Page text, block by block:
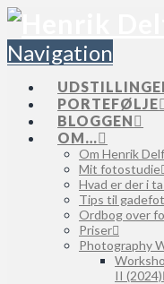
Navigation
PORTEFØLJE
BLOGGEN
OM…
Om Henrik
Mit fotostudie
Hvad er der i
Tips til
Ordbog over
Priser
Photography
II (2024)